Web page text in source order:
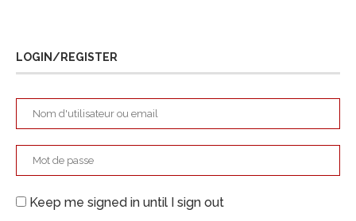
LOGIN/REGISTER
Keep me signed in until I sign out